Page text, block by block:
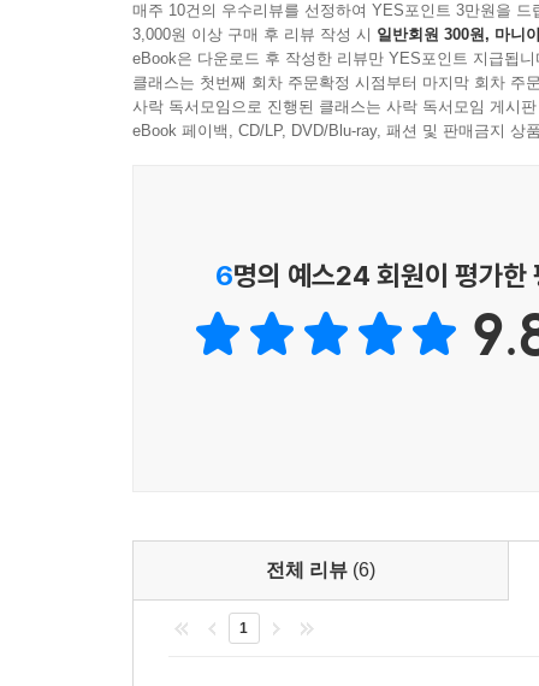
매주 10건의 우수리뷰를 선정하여 YES포인트 3만원을 드
3,000원 이상 구매 후 리뷰 작성 시 일반회원 300원, 마니
eBook은 다운로드 후 작성한 리뷰만 YES포인트 지급됩니
클래스는 첫번째 회차 주문확정 시점부터 마지막 회차 주
사락 독서모임으로 진행된 클래스는 사락 독서모임 게시
eBook 페이백, CD/LP, DVD/Blu-ray, 패션 및 판매금지 상
6명의 예스24 회원이 평가한
전체 리뷰 (6)
1